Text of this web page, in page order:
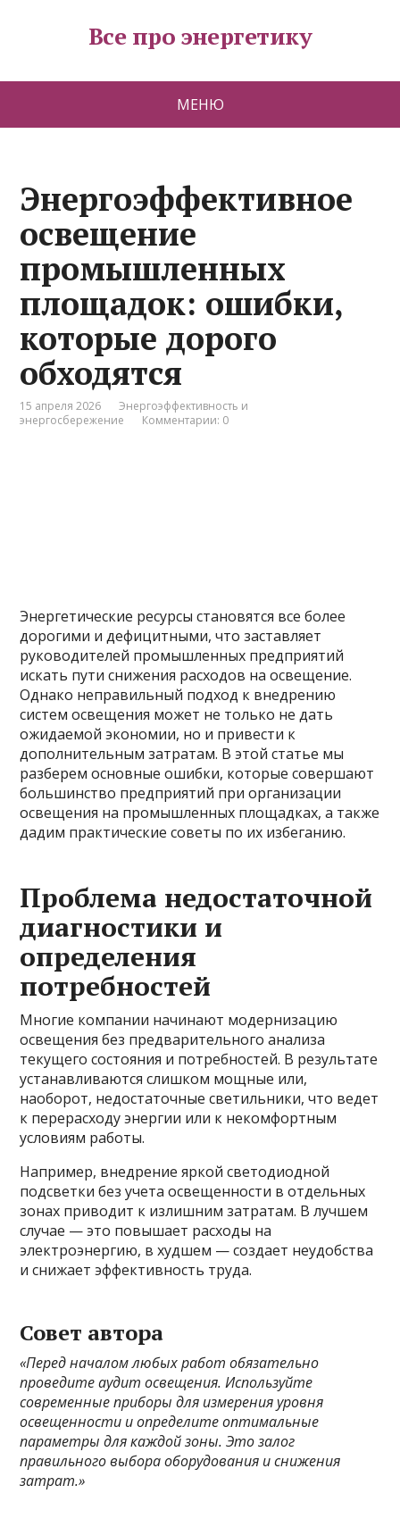
Все про энергетику
МЕНЮ
Энергоэффективное
освещение
промышленных
площадок: ошибки,
которые дорого
обходятся
15 апреля 2026
Энергоэффективность и
энергосбережение
Комментарии: 0
Энергетические ресурсы становятся все более
дорогими и дефицитными, что заставляет
руководителей промышленных предприятий
искать пути снижения расходов на освещение.
Однако неправильный подход к внедрению
систем освещения может не только не дать
ожидаемой экономии, но и привести к
дополнительным затратам. В этой статье мы
разберем основные ошибки, которые совершают
большинство предприятий при организации
освещения на промышленных площадках, а также
дадим практические советы по их избеганию.
Проблема недостаточной
диагностики и
определения
потребностей
Многие компании начинают модернизацию
освещения без предварительного анализа
текущего состояния и потребностей. В результате
устанавливаются слишком мощные или,
наоборот, недостаточные светильники, что ведет
к перерасходу энергии или к некомфортным
условиям работы.
Например, внедрение яркой светодиодной
подсветки без учета освещенности в отдельных
зонах приводит к излишним затратам. В лучшем
случае — это повышает расходы на
электроэнергию, в худшем — создает неудобства
и снижает эффективность труда.
Совет автора
«Перед началом любых работ обязательно
проведите аудит освещения. Используйте
современные приборы для измерения уровня
освещенности и определите оптимальные
параметры для каждой зоны. Это залог
правильного выбора оборудования и снижения
затрат.»